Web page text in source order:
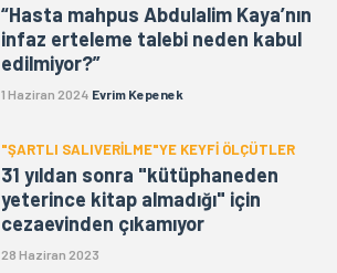
“Hasta mahpus Abdulalim Kaya’nın
infaz erteleme talebi neden kabul
edilmiyor?”
1 Haziran 2024 Evrim Kepenek
"ŞARTLI SALIVERİLME"YE KEYFİ ÖLÇÜTLER
31 yıldan sonra "kütüphaneden
yeterince kitap almadığı" için
cezaevinden çıkamıyor
28 Haziran 2023